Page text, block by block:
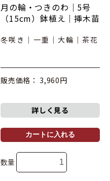
月の輪・つきのわ｜5号
（15cm）鉢植え｜挿木苗
冬咲き｜一重｜大輪｜茶花
販売価格： 3,960円
詳しく見る
カートに入れる
数量